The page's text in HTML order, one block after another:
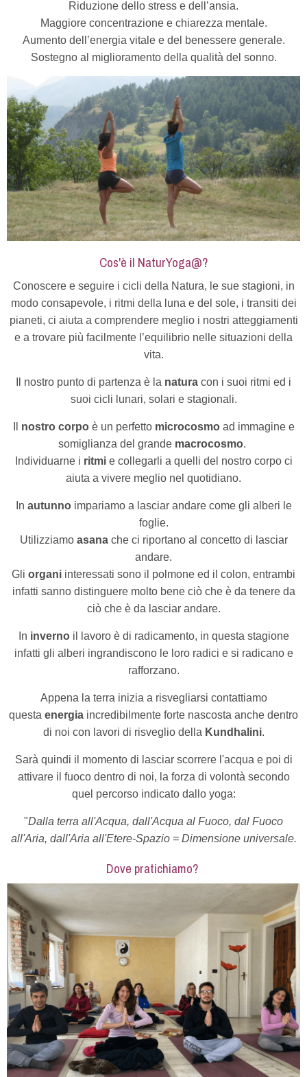
Riduzione dello stress e dell’ansia.
Maggiore concentrazione e chiarezza mentale.
Aumento dell’energia vitale e del benessere generale.
Sostegno al miglioramento della qualità del sonno.
Cos'è il NaturYoga@?
Conoscere e seguire i cicli della Natura, le sue stagioni, in
modo consapevole, i ritmi della luna e del sole, i transiti dei
pianeti, ci aiuta a comprendere meglio i nostri atteggiamenti
e a trovare più facilmente l’equilibrio nelle situazioni della
vita.
Il nostro punto di partenza è la natura con i suoi ritmi ed i
suoi cicli lunari, solari e stagionali.
nostro corpoè un perfetto microcosmoad immagine e
somiglianza del grande macrocosmo.
Individuarne i ritmie collegarli a quelli del nostro corpo ci
aiuta a vivere meglio nel quotidiano.
In autunnoimpariamo a lasciar andare come gli alberi le
foglie.
Utilizziamo asanache ci riportano al concetto di lasciar
andare.
Gli organi interessati sono il polmone ed il colon, entrambi
infatti sanno distinguere molto bene ciò che è da tenere da
ciò che è da lasciar andare.
In invernoil lavoro è di radicamento, in questa stagione
infatti gli alberi ingrandiscono le loro radici e si radicano e
rafforzano.
Appena la terra inizia a risvegliarsi contattiamo
questa energia incredibilmente forte nascosta anche dentro
di noi con lavori di risveglio della Kundhalini.
Sarà quindi il momento di lasciar scorrere l'acqua e poi di
attivare il fuoco dentro di noi, la forza di volontà secondo
quel percorso indicato dallo yoga:
"Dalla terra all'Acqua, dall'Acqua al Fuoco, dal Fuoco
all'Aria, dall'Aria all'Etere-Spazio = Dimensione universale.
Dove pratichiamo?